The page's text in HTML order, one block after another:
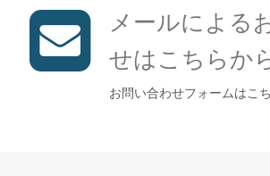
メールによる
せはこちらか
お問い合わせフォームはこ